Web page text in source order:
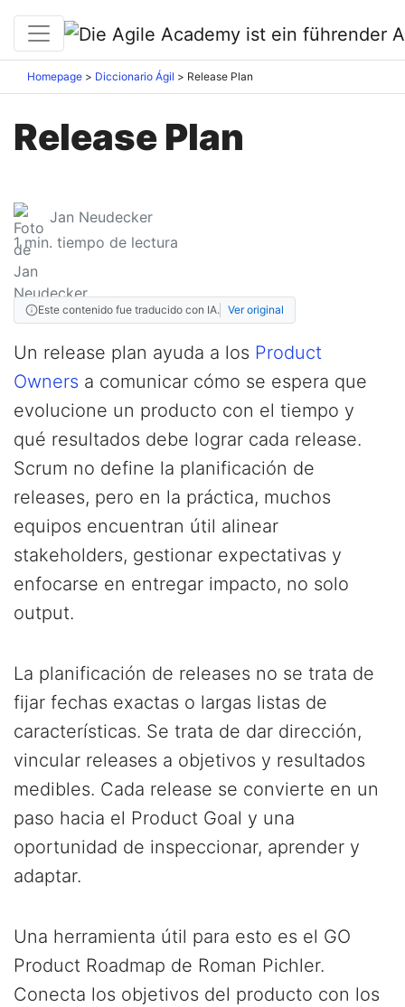
Homepage Diccionario Ágil Release Plan
Release Plan
Jan Neudecker
1 min. tiempo de lectura
Este contenido fue traducido con IA. Ver original
Un release plan ayuda a los Product
Owners a comunicar cómo se espera que
evolucione un producto con el tiempo y
qué resultados debe lograr cada release.
Scrum no define la planificación de
releases, pero en la práctica, muchos
equipos encuentran útil alinear
stakeholders, gestionar expectativas y
enfocarse en entregar impacto, no solo
output.
La planificación de releases no se trata de
fijar fechas exactas o largas listas de
características. Se trata de dar dirección,
vincular releases a objetivos y resultados
medibles. Cada release se convierte en un
paso hacia el Product Goal y una
oportunidad de inspeccionar, aprender y
adaptar.
Una herramienta útil para esto es el GO
Product Roadmap de Roman Pichler.
Conecta los objetivos del producto con los